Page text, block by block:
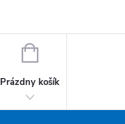
NÁKUPNÝ KOŠÍK
Prázdny košík